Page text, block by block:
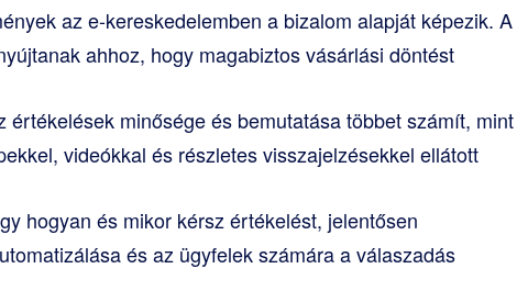
az e-kereskedelemben a bizalom alapját képezik. A
ahhoz, hogy magabiztos vásárlási döntést
értékelések minősége és bemutatása többet számít, mint
videókkal és részletes visszajelzésekkel ellátott
hogyan és mikor kérsz értékelést, jelentősen
és az ügyfelek számára a válaszadás